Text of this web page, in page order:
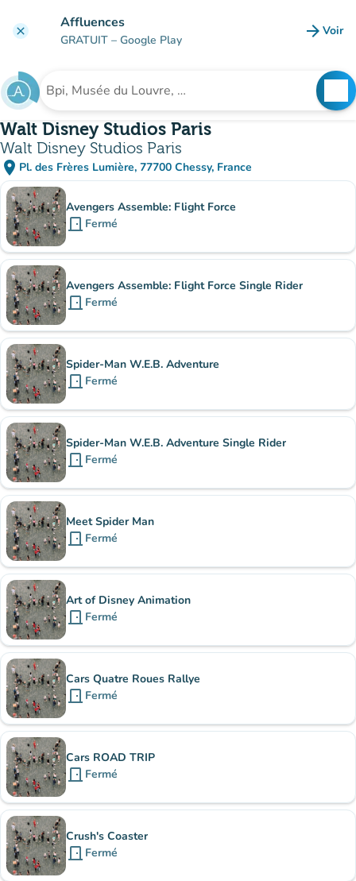
clear Affluences
GRATUIT – Google Play arrow_forward Voir
Rechercher un établissement
Walt Disney Studios Paris
Walt Disney Studios Paris
place Pl. des Frères Lumière, 77700 Chessy, France
(ouvrir dans Google Maps)
(nouvel onglet)
Sous-sites
Avengers Assemble: Flight Force
door_front Fermé
Avengers Assemble: Flight Force Single Rider
door_front Fermé
Spider-Man W.E.B. Adventure
door_front Fermé
Spider-Man W.E.B. Adventure Single Rider
door_front Fermé
Meet Spider Man
door_front Fermé
Art of Disney Animation
door_front Fermé
Cars Quatre Roues Rallye
door_front Fermé
Cars ROAD TRIP
door_front Fermé
Crush's Coaster
door_front Fermé